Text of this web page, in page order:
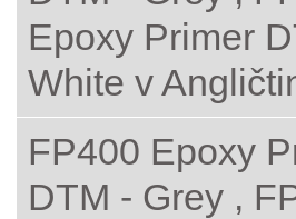
Epoxy Primer
White v
FP400 Epoxy
DTM - Grey ,